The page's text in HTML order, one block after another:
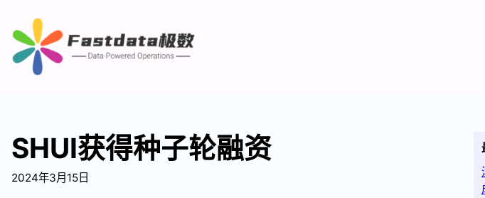
SHUI获得种子轮融资
2024年3月15日